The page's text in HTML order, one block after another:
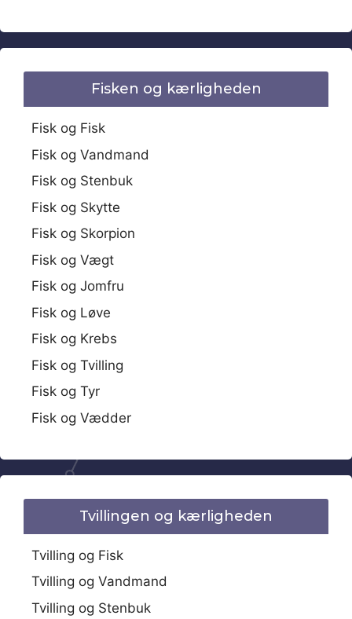
Fisken og kærligheden
Fisk og Fisk
Fisk og Vandmand
Fisk og Stenbuk
Fisk og Skytte
Fisk og Skorpion
Fisk og Vægt
Fisk og Jomfru
Fisk og Løve
Fisk og Krebs
Fisk og Tvilling
Fisk og Tyr
Fisk og Vædder
Tvillingen og kærligheden
Tvilling og Fisk
Tvilling og Vandmand
Tvilling og Stenbuk